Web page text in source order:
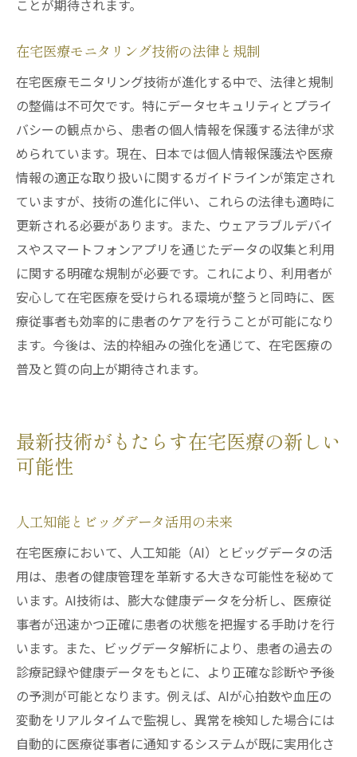
ことが期待されます。
在宅医療モニタリング技術の法律と規制
在宅医療モニタリング技術が進化する中で、法律と規制
の整備は不可欠です。特にデータセキュリティとプライ
バシーの観点から、患者の個人情報を保護する法律が求
められています。現在、日本では個人情報保護法や医療
情報の適正な取り扱いに関するガイドラインが策定され
ていますが、技術の進化に伴い、これらの法律も適時に
更新される必要があります。また、ウェアラブルデバイ
スやスマートフォンアプリを通じたデータの収集と利用
に関する明確な規制が必要です。これにより、利用者が
安心して在宅医療を受けられる環境が整うと同時に、医
療従事者も効率的に患者のケアを行うことが可能になり
ます。今後は、法的枠組みの強化を通じて、在宅医療の
普及と質の向上が期待されます。
最新技術がもたらす在宅医療の新しい
可能性
人工知能とビッグデータ活用の未来
在宅医療において、人工知能（AI）とビッグデータの活
用は、患者の健康管理を革新する大きな可能性を秘めて
います。AI技術は、膨大な健康データを分析し、医療従
事者が迅速かつ正確に患者の状態を把握する手助けを行
います。また、ビッグデータ解析により、患者の過去の
診療記録や健康データをもとに、より正確な診断や予後
の予測が可能となります。例えば、AIが心拍数や血圧の
変動をリアルタイムで監視し、異常を検知した場合には
自動的に医療従事者に通知するシステムが既に実用化さ